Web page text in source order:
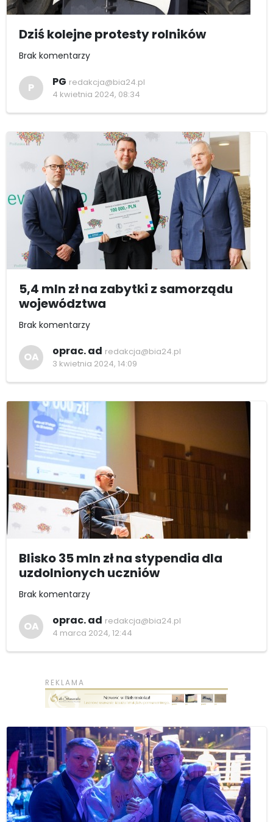
Dziś kolejne protesty rolników
Brak komentarzy
P PG redakcja@bia24.pl
4 kwietnia 2024, 08:34
5,4 mln zł na zabytki z samorządu
województwa
Brak komentarzy
OA oprac. ad redakcja@bia24.pl
3 kwietnia 2024, 14:09
Blisko 35 mln zł na stypendia dla
uzdolnionych uczniów
Brak komentarzy
OA oprac. ad redakcja@bia24.pl
4 marca 2024, 12:44